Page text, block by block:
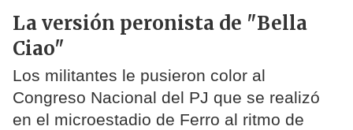
La versión peronista de "Bella
Ciao"
Los militantes le pusieron color al
Congreso Nacional del PJ que se realizó
en el microestadio de Ferro al ritmo de